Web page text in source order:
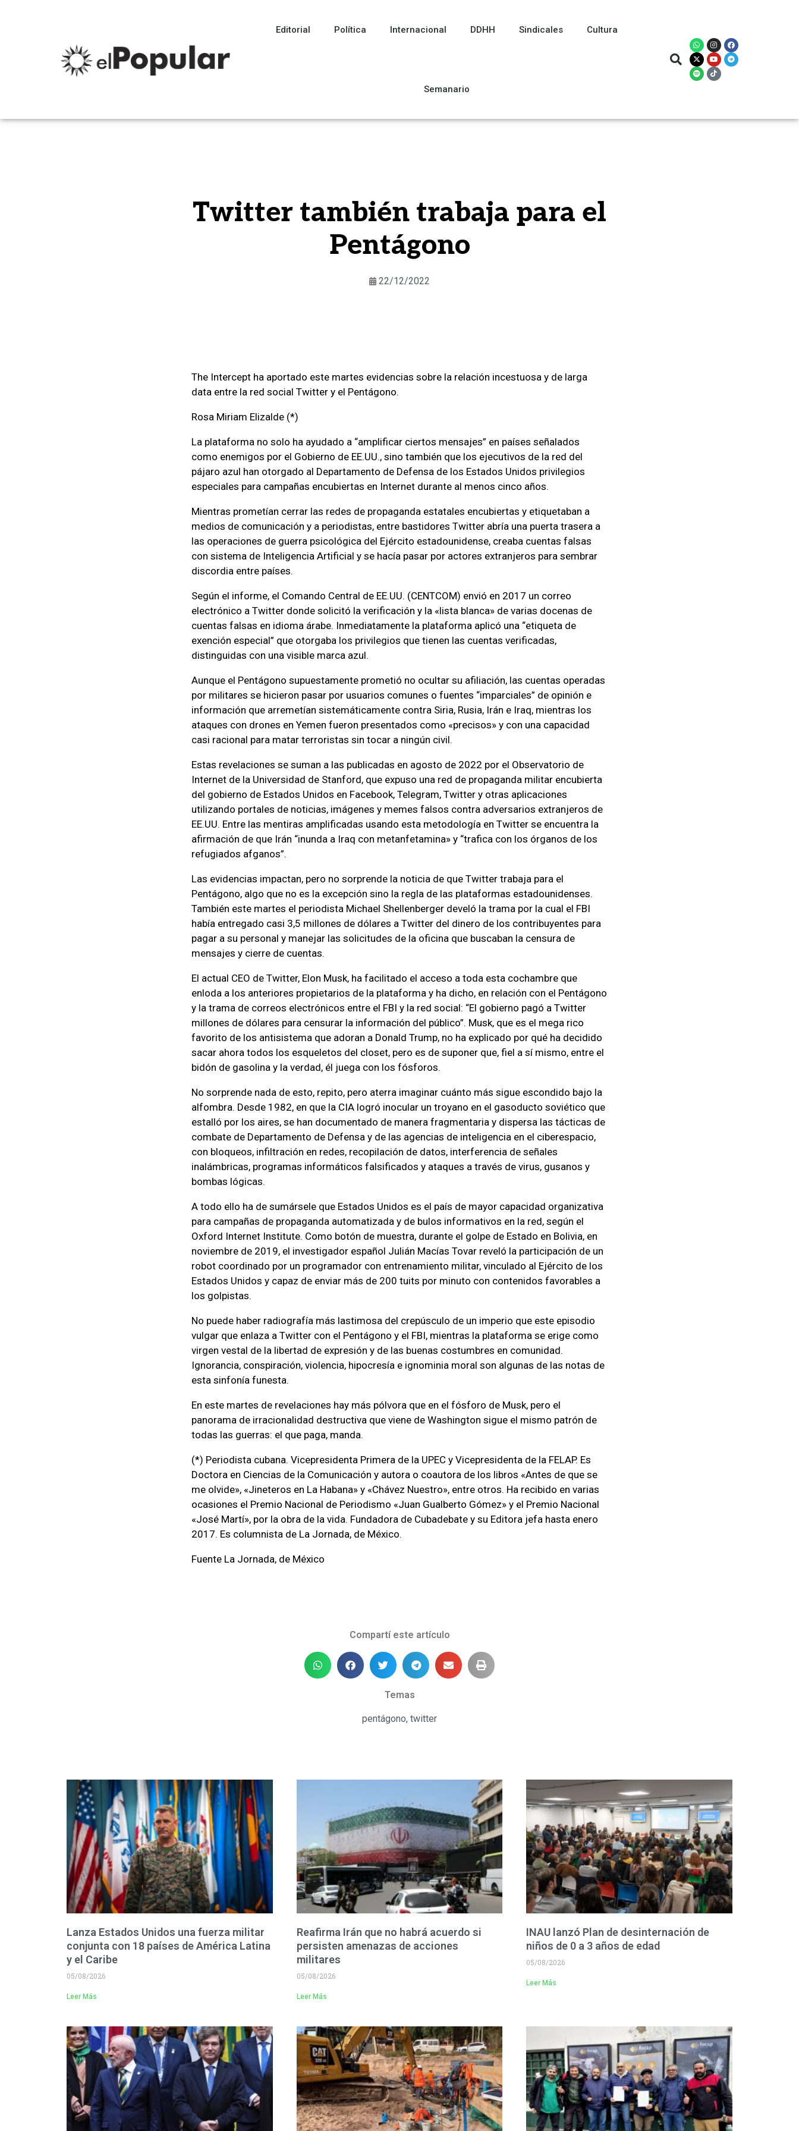
Editorial Política Internacional DDHH Sindicales Cultura
Semanario
Twitter también trabaja para el
Pentágono
22/12/2022
The Intercept ha aportado este martes evidencias sobre la relación incestuosa y de larga
data entre la red social Twitter y el Pentágono.
Rosa Miriam Elizalde (*)
La plataforma no solo ha ayudado a “amplificar ciertos mensajes” en países señalados
como enemigos por el Gobierno de EE.UU., sino también que los ejecutivos de la red del
pájaro azul han otorgado al Departamento de Defensa de los Estados Unidos privilegios
especiales para campañas encubiertas en Internet durante al menos cinco años.
Mientras prometían cerrar las redes de propaganda estatales encubiertas y etiquetaban a
medios de comunicación y a periodistas, entre bastidores Twitter abría una puerta trasera a
las operaciones de guerra psicológica del Ejército estadounidense, creaba cuentas falsas
con sistema de Inteligencia Artificial y se hacía pasar por actores extranjeros para sembrar
discordia entre países.
Según el informe, el Comando Central de EE.UU. (CENTCOM) envió en 2017 un correo
electrónico a Twitter donde solicitó la verificación y la «lista blanca» de varias docenas de
cuentas falsas en idioma árabe. Inmediatamente la plataforma aplicó una “etiqueta de
exención especial” que otorgaba los privilegios que tienen las cuentas verificadas,
distinguidas con una visible marca azul.
Aunque el Pentágono supuestamente prometió no ocultar su afiliación, las cuentas operadas
por militares se hicieron pasar por usuarios comunes o fuentes “imparciales” de opinión e
información que arremetían sistemáticamente contra Siria, Rusia, Irán e Iraq, mientras los
ataques con drones en Yemen fueron presentados como «precisos» y con una capacidad
casi racional para matar terroristas sin tocar a ningún civil.
Estas revelaciones se suman a las publicadas en agosto de 2022 por el Observatorio de
Internet de la Universidad de Stanford, que expuso una red de propaganda militar encubierta
del gobierno de Estados Unidos en Facebook, Telegram, Twitter y otras aplicaciones
utilizando portales de noticias, imágenes y memes falsos contra adversarios extranjeros de
EE.UU. Entre las mentiras amplificadas usando esta metodología en Twitter se encuentra la
afirmación de que Irán “inunda a Iraq con metanfetamina» y “trafica con los órganos de los
refugiados afganos”.
Las evidencias impactan, pero no sorprende la noticia de que Twitter trabaja para el
Pentágono, algo que no es la excepción sino la regla de las plataformas estadounidenses.
También este martes el periodista Michael Shellenberger develó la trama por la cual el FBI
había entregado casi 3,5 millones de dólares a Twitter del dinero de los contribuyentes para
pagar a su personal y manejar las solicitudes de la oficina que buscaban la censura de
mensajes y cierre de cuentas.
El actual CEO de Twitter, Elon Musk, ha facilitado el acceso a toda esta cochambre que
enloda a los anteriores propietarios de la plataforma y ha dicho, en relación con el Pentágono
y la trama de correos electrónicos entre el FBI y la red social: “El gobierno pagó a Twitter
millones de dólares para censurar la información del público”. Musk, que es el mega rico
favorito de los antisistema que adoran a Donald Trump, no ha explicado por qué ha decidido
sacar ahora todos los esqueletos del closet, pero es de suponer que, fiel a sí mismo, entre el
bidón de gasolina y la verdad, él juega con los fósforos.
No sorprende nada de esto, repito, pero aterra imaginar cuánto más sigue escondido bajo la
alfombra. Desde 1982, en que la CIA logró inocular un troyano en el gasoducto soviético que
estalló por los aires, se han documentado de manera fragmentaria y dispersa las tácticas de
combate de Departamento de Defensa y de las agencias de inteligencia en el ciberespacio,
con bloqueos, infiltración en redes, recopilación de datos, interferencia de señales
inalámbricas, programas informáticos falsificados y ataques a través de virus, gusanos y
bombas lógicas.
A todo ello ha de sumársele que Estados Unidos es el país de mayor capacidad organizativa
para campañas de propaganda automatizada y de bulos informativos en la red, según el
Oxford Internet Institute. Como botón de muestra, durante el golpe de Estado en Bolivia, en
noviembre de 2019, el investigador español Julián Macías Tovar reveló la participación de un
robot coordinado por un programador con entrenamiento militar, vinculado al Ejército de los
Estados Unidos y capaz de enviar más de 200 tuits por minuto con contenidos favorables a
los golpistas.
No puede haber radiografía más lastimosa del crepúsculo de un imperio que este episodio
vulgar que enlaza a Twitter con el Pentágono y el FBI, mientras la plataforma se erige como
virgen vestal de la libertad de expresión y de las buenas costumbres en comunidad.
Ignorancia, conspiración, violencia, hipocresía e ignominia moral son algunas de las notas de
esta sinfonía funesta.
En este martes de revelaciones hay más pólvora que en el fósforo de Musk, pero el
panorama de irracionalidad destructiva que viene de Washington sigue el mismo patrón de
todas las guerras: el que paga, manda.
(*) Periodista cubana. Vicepresidenta Primera de la UPEC y Vicepresidenta de la FELAP. Es
Doctora en Ciencias de la Comunicación y autora o coautora de los libros «Antes de que se
me olvide», «Jineteros en La Habana» y «Chávez Nuestro», entre otros. Ha recibido en varias
ocasiones el Premio Nacional de Periodismo «Juan Gualberto Gómez» y el Premio Nacional
«José Martí», por la obra de la vida. Fundadora de Cubadebate y su Editora jefa hasta enero
2017. Es columnista de La Jornada, de México.
Fuente La Jornada, de México
Compartí este artículo
Temas
pentágono, twitter
Lanza Estados Unidos una fuerza militar
conjunta con 18 países de América Latina
y el Caribe
05/08/2026
Leer Más
Reafirma Irán que no habrá acuerdo si
persisten amenazas de acciones
militares
05/08/2026
Leer Más
INAU lanzó Plan de desinternación de
niños de 0 a 3 años de edad
05/08/2026
Leer Más